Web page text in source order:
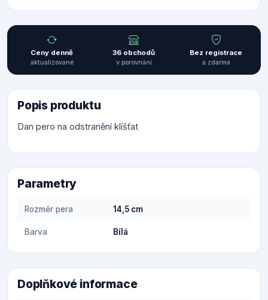
Ceny denně
aktualizované
36 obchodů
v porovnání
Bez registrace
a zdarma
Popis produktu
Dan pero na odstranění klíšťat
Parametry
Rozměr pera 14,5 cm
Barva Bílá
Doplňkové informace